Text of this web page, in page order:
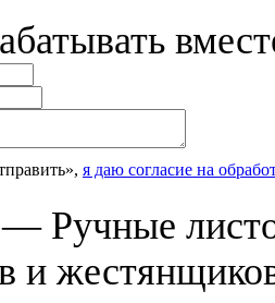
я даю согласие на
Ручные
и